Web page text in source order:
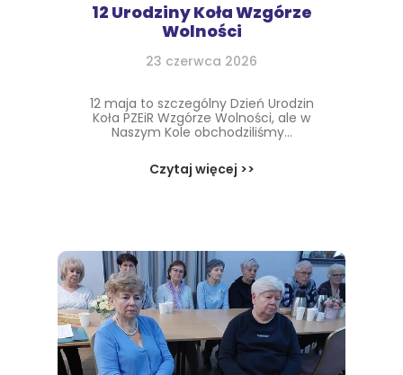
12 Urodziny Koła Wzgórze
Wolności
23 czerwca 2026
12 maja to szczególny Dzień Urodzin
Koła PZEiR Wzgórze Wolności, ale w
Naszym Kole obchodziliśmy...
Czytaj więcej >>